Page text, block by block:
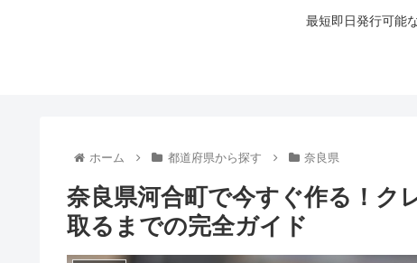
最短即日発行可能
ホーム 都道府県から探す 奈良県
奈良県河合町で今すぐ作る！ク
取るまでの完全ガイド